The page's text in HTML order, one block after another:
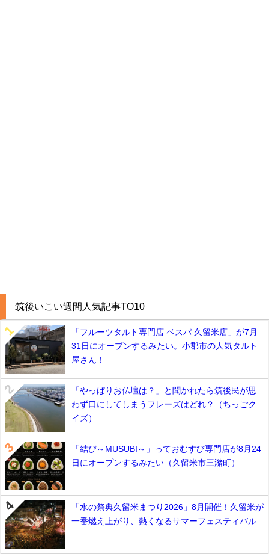
筑後いこい週間人気記事TO10
「フルーツタルト専門店 ベスパ 久留米店」が7月
31日にオープンするみたい。小郡市の人気タルト
屋さん！
「やっぱりお仏壇は？」と聞かれたら筑後民が思
わず口にしてしまうフレーズはどれ？（ちっごク
イズ）
「結び～MUSUBI～」っておむすび専門店が8月24
日にオープンするみたい（久留米市三潴町）
「水の祭典久留米まつり2026」8月開催！久留米が
一番燃え上がり、熱くなるサマーフェスティバル